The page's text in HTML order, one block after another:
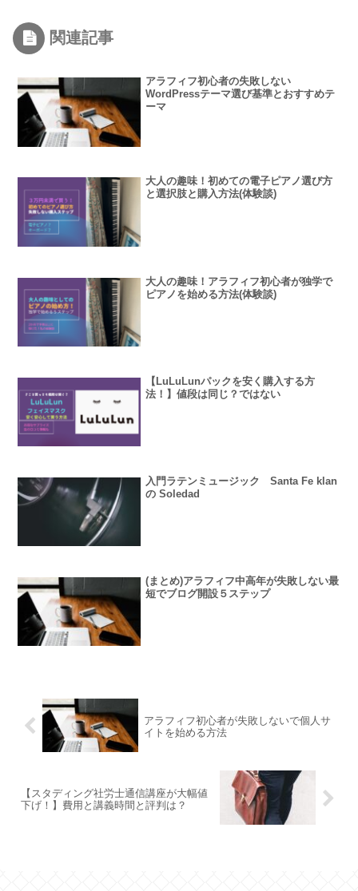
関連記事
アラフィフ初心者の失敗しない
WordPressテーマ選び基準とおすすめテ
ーマ
大人の趣味！初めての電子ピアノ選び方
と選択肢と購入方法(体験談)
大人の趣味！アラフィフ初心者が独学で
ピアノを始める方法(体験談)
【LuLuLunパックを安く購入する方
法！】値段は同じ？ではない
入門ラテンミュージック Santa Fe klan
の Soledad
(まとめ)アラフィフ中高年が失敗しない最
短でブログ開設５ステップ
アラフィフ初心者が失敗しないで個人サ
イトを始める方法
【スタディング社労士通信講座が大幅値
下げ！】費用と講義時間と評判は？